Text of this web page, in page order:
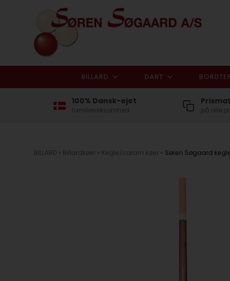
BILLARD DART
100% Dansk-ejet
familievirksomhed på alle
BILLARD » Billardkøer » Kegle/caram køer » Søren Søgaard